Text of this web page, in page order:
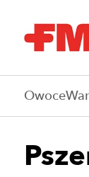
Owoce